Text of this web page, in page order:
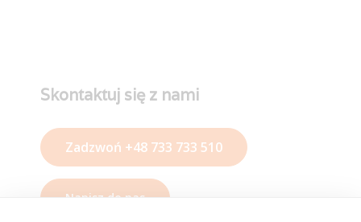
Skontaktuj się z nami
Zadzwoń +48 733 733 510
Napisz do nas